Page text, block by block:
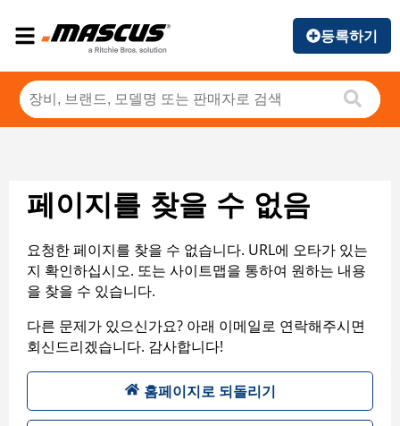
등록하기
페이지를 찾을 수 없음
요청한 페이지를 찾을 수 없습니다. URL에 오타가 있는
지 확인하십시오. 또는 사이트맵을 통하여 원하는 내용
을 찾을 수 있습니다.
다른 문제가 있으신가요? 아래 이메일로 연락해주시면
회신드리겠습니다. 감사합니다!
홈페이지로 되돌리기